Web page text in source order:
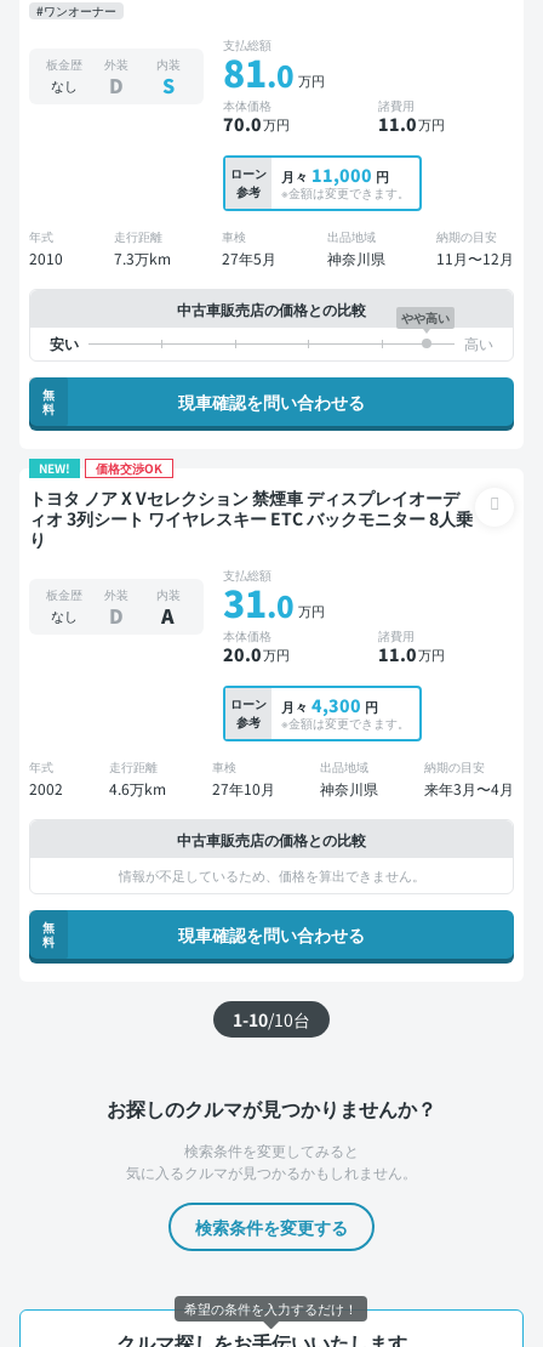
#ワンオーナー
板金歴
なし
外装
D
内装
S
支払総額
81.0 万円
本体価格
70.0万円
諸費用
11.0万円
ローン
参考
月々 11,000 円
※金額は変更できます。
年式
2010
走行距離
7.3万km
車検
27年5月
出品地域
神奈川県
納期の目安
11月〜12月
中古車販売店の価格との比較 やや高い
無
料
現車確認を問い合わせる
NEW! 価格交渉OK
トヨタ ノア X Vセレクション 禁煙車 ディスプレイオーデ
ィオ 3列シート ワイヤレスキー ETC バックモニター 8人乗
り
板金歴
なし
外装
D
内装
A
支払総額
31.0 万円
本体価格
20.0万円
諸費用
11.0万円
ローン
参考
月々 4,300 円
※金額は変更できます。
年式
2002
走行距離
4.6万km
車検
27年10月
出品地域
神奈川県
納期の目安
来年3月〜4月
中古車販売店の価格との比較
情報が不足しているため、価格を算出できません。
無
料
現車確認を問い合わせる
1-10/10台
お探しのクルマが見つかりませんか？
検索条件を変更してみると
気に入るクルマが見つかるかもしれません。
検索条件を変更する
希望の条件を入力するだけ！